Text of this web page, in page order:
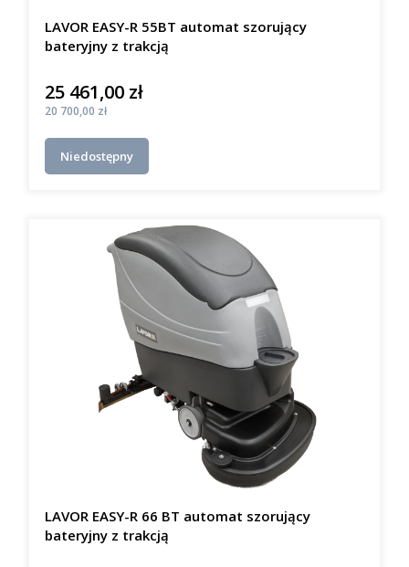
LAVOR EASY-R 55BT automat szorujący
bateryjny z trakcją
Cena
25 461,00 zł
Cena
20 700,00 zł
Niedostępny
LAVOR EASY-R 66 BT automat szorujący
bateryjny z trakcją